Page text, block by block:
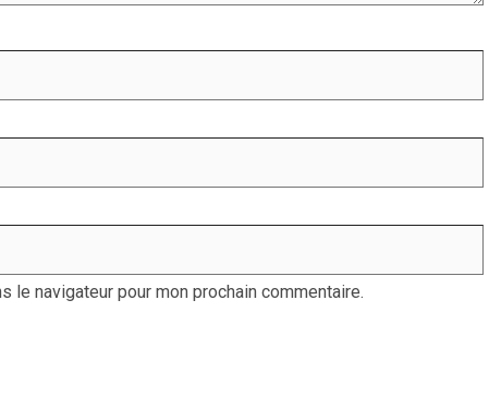
le navigateur pour mon prochain commentaire.